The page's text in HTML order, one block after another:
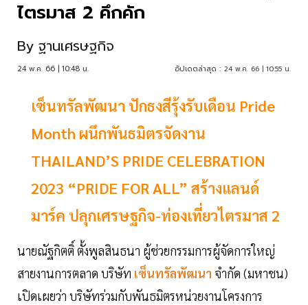
ไตรมาส 2 คึกคัก
By ฐานเศรษฐกิจ
24 พ.ค. 66 | 10:48 น. อัปเดตล่าสุด : 24 พ.ค. 66 | 10:55 น.
เซ็นทรัลพัฒนา ปักธงสีรุ้งรับเดือน Pride
Month ผนึกพันธมิตรจัดงาน
THAILAND’S PRIDE CELEBRATION
2023 “PRIDE FOR ALL” สร้างแลนด์
มาร์ค ปลุกเศรษฐกิจ-ท่องเที่ยวไตรมาส 2
นายณัฐกิตติ์ ตั้งพูลสินธนา ผู้ช่วยกรรมการผู้จัดการใหญ่
สายงานการตลาด บริษัท เซ็นทรัลพัฒนา จำกัด (มหาชน)
เปิดเผยว่า บริษัทร่วมกับพันธมิตรหน่วยงานโครงการ